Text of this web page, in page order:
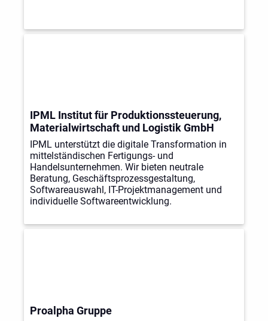
IPML Institut für Produktionssteuerung,
Materialwirtschaft und Logistik GmbH
IPML unterstützt die digitale Transformation in
mittelständischen Fertigungs- und
Handelsunternehmen. Wir bieten neutrale
Beratung, Geschäftsprozessgestaltung,
Softwareauswahl, IT-Projektmanagement und
individuelle Softwareentwicklung.
Proalpha Gruppe